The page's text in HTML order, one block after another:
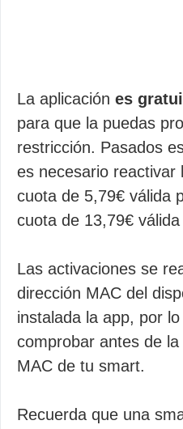
La aplicación es
para que la puedas
restricción. Pasados
es necesario reactivar
cuota de 5,79€ válida
cuota de 13,79€
Las activaciones se
dirección MAC del
instalada la app, por
comprobar antes de
MAC de tu smart.
Recuerda que una